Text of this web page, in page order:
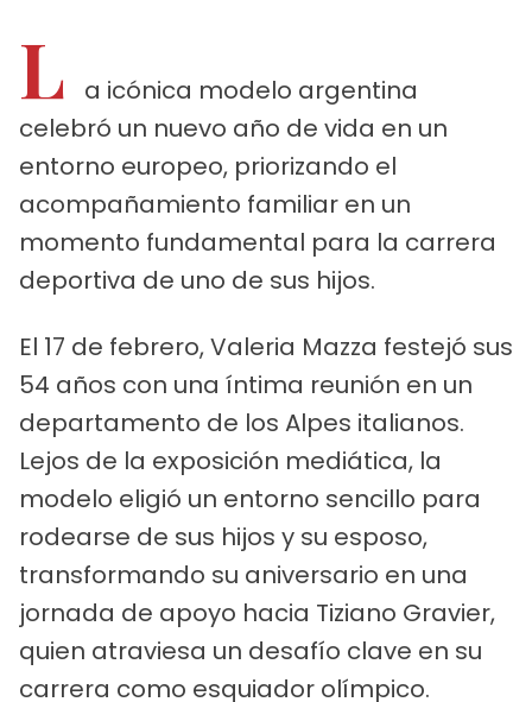
L
a icónica modelo argentina
celebró un nuevo año de vida en un
entorno europeo, priorizando el
acompañamiento familiar en un
momento fundamental para la carrera
deportiva de uno de sus hijos.
El 17 de febrero, Valeria Mazza festejó sus
54 años con una íntima reunión en un
departamento de los Alpes italianos.
Lejos de la exposición mediática, la
modelo eligió un entorno sencillo para
rodearse de sus hijos y su esposo,
transformando su aniversario en una
jornada de apoyo hacia Tiziano Gravier,
quien atraviesa un desafío clave en su
carrera como esquiador olímpico.